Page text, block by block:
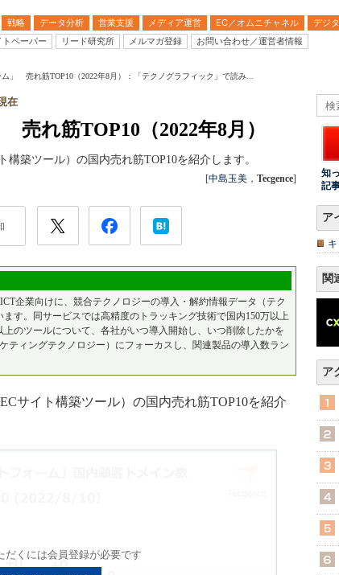
戦略 データ分析 営業支援 メディア運営 EC／オムニチャネル デジ
トペーパー
リード研究所 メルマガ登録 お問い合わせ／運営者情報
ム」 売れ筋TOP10（2022年8月）：「テクノグラフィック」で読み...
売れ筋TOP10（2022年8月）
在
築ツール）の国内売れ筋TOP10を紹介します。
[中島玉美 ， Tecgence]
企業向けに、競合テクノロジーの導入・解約情報データ（テク
す。同サービスでは高精度のトラッキング技術で国内150万以上
のツールについて、各社がいつ導入開始し、いつ削除したかを
ティングテクノロジー）にフォーカスし、関連製品の導入数ラン
サイト構築ツール）の国内売れ筋TOP10を紹介
だくには会員登録が必要です
知
記
ア
関
ア